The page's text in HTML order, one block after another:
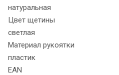
натуральная
Цвет щетины
светлая
Материал рукоятки
пластик
EAN